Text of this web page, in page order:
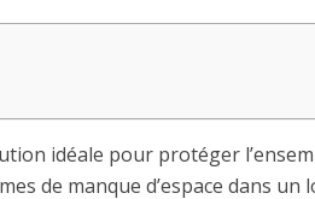
idéale pour protéger
de manque d’espace dans